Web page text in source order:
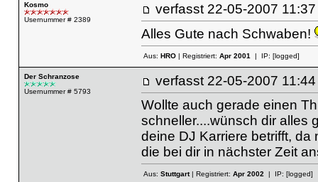
Kosmo
Usernummer # 2389
verfasst 22-05-2007
Alles Gute nach Schwaben!
Aus: HRO| Registriert: Apr 2001| IP: [logged]
Der Schranzose
Usernummer # 5793
verfasst 22-05-2007
Wollte auch gerade einen
schneller....wünsch dir alles
deine DJ Karriere betrifft,
die bei dir in nächster Zeit
Aus: Stuttgart| Registriert: Apr 2002| IP: [logged]